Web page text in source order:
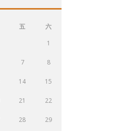
五
六
1
7 8
14 15
21 22
28 29